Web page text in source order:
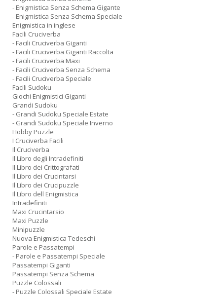
- Enigmistica Senza Schema Gigante
- Enigmistica Senza Schema Speciale
Enigmistica in inglese
Facili Cruciverba
- Facili Cruciverba Giganti
- Facili Cruciverba Giganti Raccolta
- Facili Cruciverba Maxi
- Facili Cruciverba Senza Schema
- Facili Cruciverba Speciale
Facili Sudoku
Giochi Enigmistici Giganti
Grandi Sudoku
- Grandi Sudoku Speciale Estate
- Grandi Sudoku Speciale Inverno
Hobby Puzzle
I Cruciverba Facili
Il Cruciverba
Il Libro degli Intradefiniti
Il Libro dei Crittografati
Il Libro dei Crucintarsi
Il Libro dei Crucipuzzle
Il Libro dell Enigmistica
Intradefiniti
Maxi Crucintarsio
Maxi Puzzle
Minipuzzle
Nuova Enigmistica Tedeschi
Parole e Passatempi
- Parole e Passatempi Speciale
Passatempi Giganti
Passatempi Senza Schema
Puzzle Colossali
- Puzzle Colossali Speciale Estate